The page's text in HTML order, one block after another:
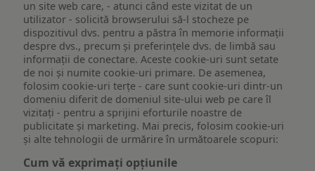
un site web care, - atunci când este vizitat de un
utilizator - solicită browserului să-l stocheze pe
dispozitivul dvs. pentru a păstra în memorie informații
despre dvs., precum și preferințele dvs. de limbă sau
informații de conectare. Aceste cookie-uri sunt setate
de noi și numite cookie-uri primare. De asemenea,
folosim cookie-uri terțe - care sunt cookie-uri dintr-un
domeniu diferit de domeniul site-ului web pe care îl
vizitați - pentru a sprijini eforturile noastre de
publicitate și marketing. Mai precis, folosim cookie-uri
și alte tehnologii de urmărire în următoarele scopuri:
Cum vă exprimați opțiunile